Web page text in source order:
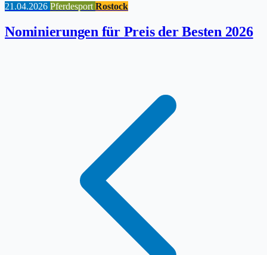
21.04.2026 Pferdesport Rostock
Nominierungen für Preis der Besten 2026